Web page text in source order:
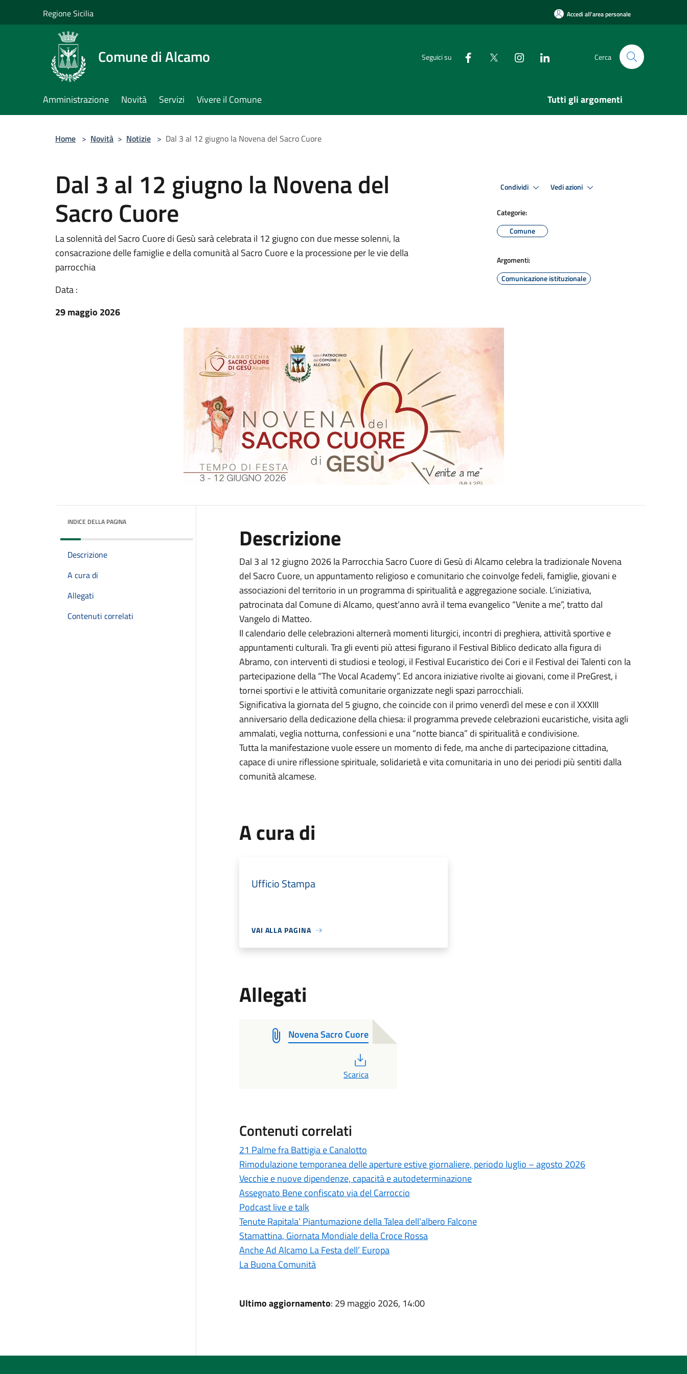
Regione Sicilia Accedi all'area personale
Comune di Alcamo Seguici su Cerca
Amministrazione Novità Servizi Vivere il Comune Tutti gli argomenti
Home > Novità > Notizie > Dal 3 al 12 giugno la Novena del Sacro Cuore
Dal 3 al 12 giugno la Novena del
Sacro Cuore
La solennità del Sacro Cuore di Gesù sarà celebrata il 12 giugno con due messe solenni, la
consacrazione delle famiglie e della comunità al Sacro Cuore e la processione per le vie della
parrocchia
Data :
29 maggio 2026
Condividi Vedi azioni
Categorie:
Comune
Argomenti:
Comunicazione istituzionale
INDICE DELLA PAGINA
Descrizione
A cura di
Allegati
Contenuti correlati
Descrizione
Dal 3 al 12 giugno 2026 la Parrocchia Sacro Cuore di Gesù di Alcamo celebra la tradizionale Novena
del Sacro Cuore, un appuntamento religioso e comunitario che coinvolge fedeli, famiglie, giovani e
associazioni del territorio in un programma di spiritualità e aggregazione sociale. L’iniziativa,
patrocinata dal Comune di Alcamo, quest’anno avrà il tema evangelico “Venite a me”, tratto dal
Vangelo di Matteo.
Il calendario delle celebrazioni alternerà momenti liturgici, incontri di preghiera, attività sportive e
appuntamenti culturali. Tra gli eventi più attesi figurano il Festival Biblico dedicato alla figura di
Abramo, con interventi di studiosi e teologi, il Festival Eucaristico dei Cori e il Festival dei Talenti con la
partecipazione della “The Vocal Academy”. Ed ancora iniziative rivolte ai giovani, come il PreGrest, i
tornei sportivi e le attività comunitarie organizzate negli spazi parrocchiali.
Significativa la giornata del 5 giugno, che coincide con il primo venerdì del mese e con il XXXIII
anniversario della dedicazione della chiesa: il programma prevede celebrazioni eucaristiche, visita agli
ammalati, veglia notturna, confessioni e una “notte bianca” di spiritualità e condivisione.
Tutta la manifestazione vuole essere un momento di fede, ma anche di partecipazione cittadina,
capace di unire riflessione spirituale, solidarietà e vita comunitaria in uno dei periodi più sentiti dalla
comunità alcamese.
A cura di
Ufficio Stampa
VAI ALLA PAGINA
Allegati
Novena Sacro Cuore
Scarica
Contenuti correlati
21 Palme fra Battigia e Canalotto
Rimodulazione temporanea delle aperture estive giornaliere, periodo luglio – agosto 2026
Vecchie e nuove dipendenze, capacità e autodeterminazione
Assegnato Bene confiscato via del Carroccio
Podcast live e talk
Tenute Rapitala’ Piantumazione della Talea dell’albero Falcone
Stamattina, Giornata Mondiale della Croce Rossa
Anche Ad Alcamo La Festa dell’ Europa
La Buona Comunità
Ultimo aggiornamento: 29 maggio 2026, 14:00